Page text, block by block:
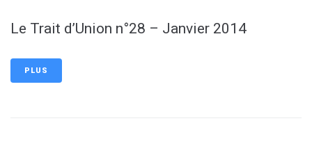
Le Trait d’Union n°28 – Janvier 2014
PLUS